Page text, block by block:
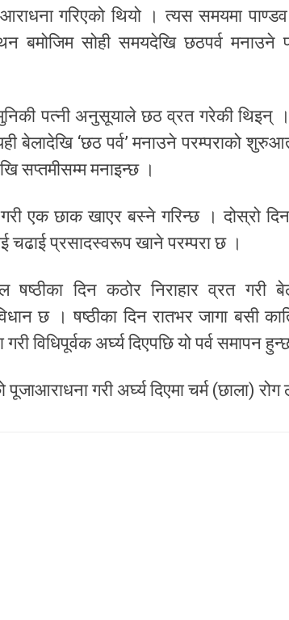
गरिएको थियो । त्यस समयमा पाण्डव
सोही समयदेखि छठपर्व मनाउने
पत्नी अनुसूयाले छठ व्रत गरेकी
बेलादेखि ‘छठ पर्व’ मनाउने परम्पराको
सप्तमीसम्म मनाइन्छ ।
एक छाक खाएर बस्ने गरिन्छ । दोस्रो
चढाई प्रसादस्वरूप खाने परम्परा छ ।
षष्ठीका दिन कठोर निराहार व्रत गरी
छ । षष्ठीका दिन रातभर जागा बसी
विधिपूर्वक अर्घ्य दिएपछि यो पर्व समापन
पूजाआराधना गरी अर्घ्य दिएमा चर्म (छाला)